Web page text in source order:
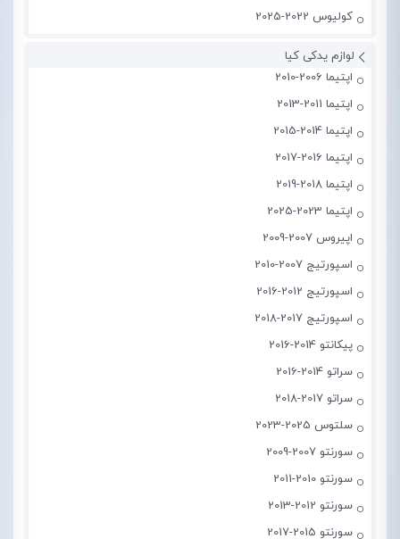
کولیوس 2022-2025
لوازم یدکی کیا
اپتیما 2006-2010
اپتیما 2011-2013
اپتیما 2014-2015
اپتیما 2016-2017
اپتیما 2018-2019
اپتیما 2023-2025
اپیروس 2007-2009
اسپورتیج 2007-2010
اسپورتیج 2012-2016
اسپورتیج 2017-2018
پیکانتو 2014-2016
سراتو 2014-2016
سراتو 2017-2018
سلتوس 2025-2023
سورنتو 2007-2009
سورنتو 2010-2011
سورنتو 2012-2013
سورنتو 2015-2017